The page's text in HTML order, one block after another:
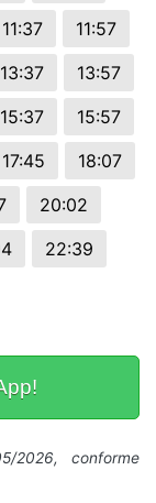
11:37
11:57
13:37
13:57
15:37
15:57
17:45
18:07
20:02
22:39
2026, conforme